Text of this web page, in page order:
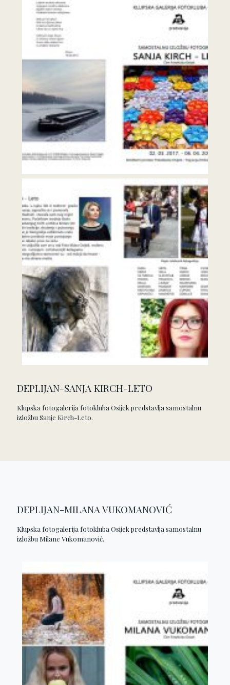
DEPLIJAN-SANJA KIRCH-LETO
Klupska fotogalerija fotokluba Osijek predstavlja samostalnu
izložbu Sanje Kirch-Leto.
DEPLIJAN-MILANA VUKOMANOVIĆ
Klupska fotogalerija fotokluba Osijek predstavlja samostalnu
izložbu Milane Vukomanović.